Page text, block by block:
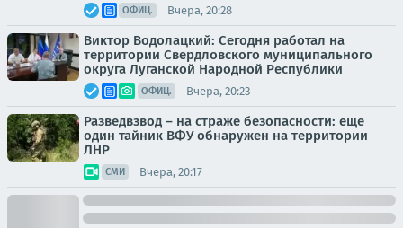
ОФИЦ. Вчера, 20:28
Виктор Водолацкий: Сегодня работал на
территории Свердловского муниципального
округа Луганской Народной Республики
ОФИЦ. Вчера, 20:23
Разведвзвод – на страже безопасности: еще
один тайник ВФУ обнаружен на территории
ЛНР
СМИ Вчера, 20:17